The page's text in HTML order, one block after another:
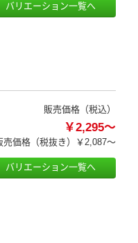
バリエーション一覧へ
販売価格（税込）
￥2,295～
売価格（税抜き） ￥2,087～
バリエーション一覧へ